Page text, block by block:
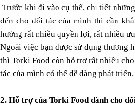
Trước khi đi vào cụ thể, chi tiết những lợi ích mà mô hình kinh doanh nhượng quyền Kebab Torki mang
đến cho đối tác của mình thì cần
hưởng rất nhiều quyền lợi, rất nhiều
Ngoài việc bạn được sử dụng thương
thì Torki Food còn hỗ trợ rất nhiều
tác của mình có thể dễ dàng phát triển.
2. Hỗ trợ của Torki Food dành cho